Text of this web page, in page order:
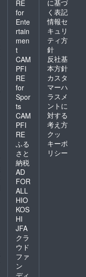
RE
for
Ente
rtain
men
t
CAM
PFI
RE
for
Spor
ts
CAM
PFI
RE
ふる
さと
納税
AD
FOR
ALL
HIO
KOS
HI
JFA
クラ
ウド
ファ
ン
ディ
に基づ
く表記
情報セ
キュリ
ティ方
針
反社基
本方針
カスタ
マーハ
ラスメ
ントに
対する
考え方
クッ
キーポ
リシー